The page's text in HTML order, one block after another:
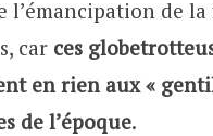
l’émancipation de la
car ces
en rien aux «
de l’époque.